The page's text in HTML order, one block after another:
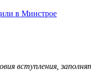
в Минстрое
вступления,